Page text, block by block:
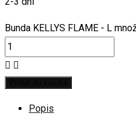
Bunda KELLYS FLAME - L
Popis